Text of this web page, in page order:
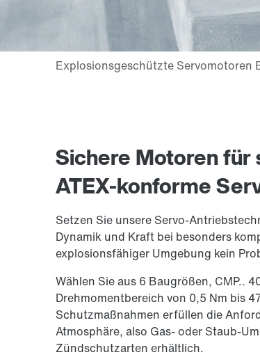
Sichere Motoren
ATEX-konforme
Setzen Sie unsere Servo-
Dynamik und Kraft bei besonders
explosionsfähiger Umgebung kein
Wählen Sie aus 6 Baugrößen, CMP..
Drehmomentbereich von 0,5 Nm bis
Schutzmaßnahmen erfüllen die
Atmosphäre, also Gas- oder Staub-
Zündschutzarten erhältlich.